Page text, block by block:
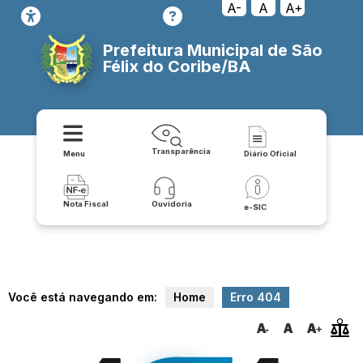
loadAPI/xml/vw_site_noticias A- A A+
Prefeitura Municipal de São
Félix do Coribe/BA
Menu Transparência Diário Oficial
Nota Fiscal Ouvidoria e-SIC
Você está navegando em: Home Erro 404